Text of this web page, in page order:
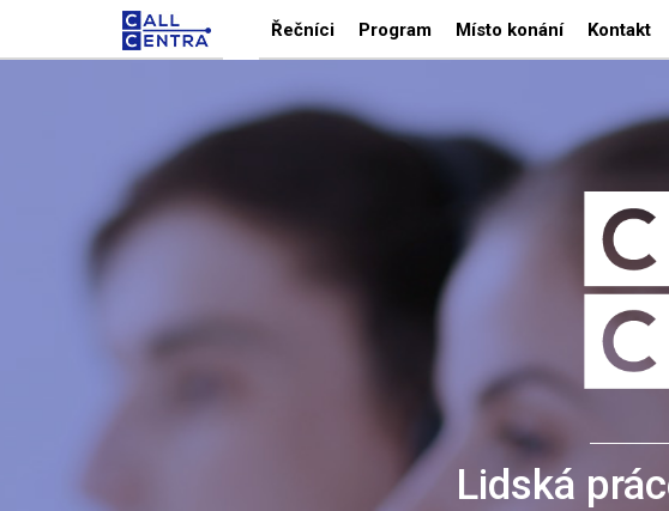
Řečníci Program Místo konání Kontakt
Lidská